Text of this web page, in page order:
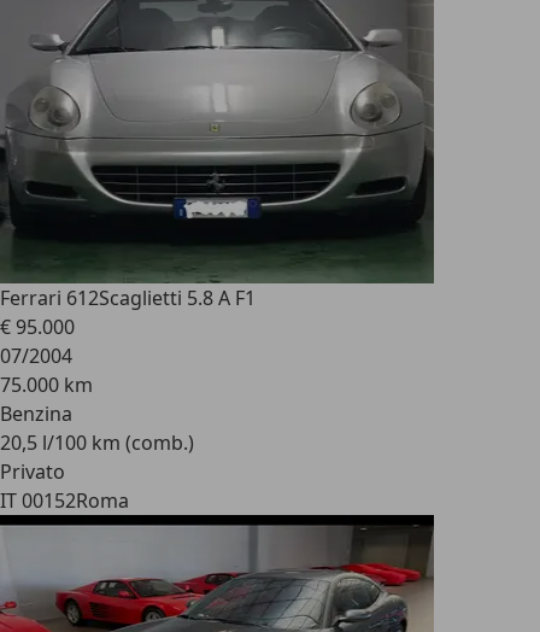
Ferrari 612Scaglietti 5.8 A F1
€ 95.000
07/2004
75.000 km
Benzina
20,5 l/100 km (comb.)
Privato
IT 00152Roma